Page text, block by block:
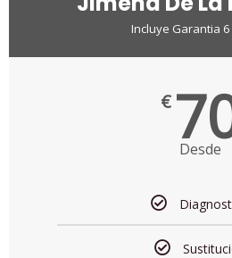
Incluye Garantia
€
Desde